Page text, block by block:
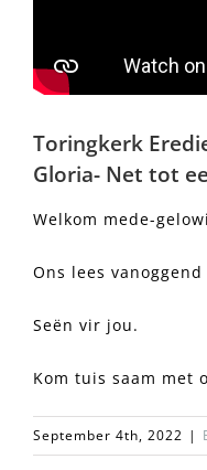
Toringkerk
Gloria- Net tot
Welkom mede-
Ons lees
Seën vir jou.
Kom tuis saam met
September 4th, 2022 |